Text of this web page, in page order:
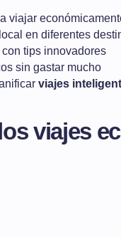
viajar
en diferentes
tips innovadores
sin gastar mucho
viajes
viajes